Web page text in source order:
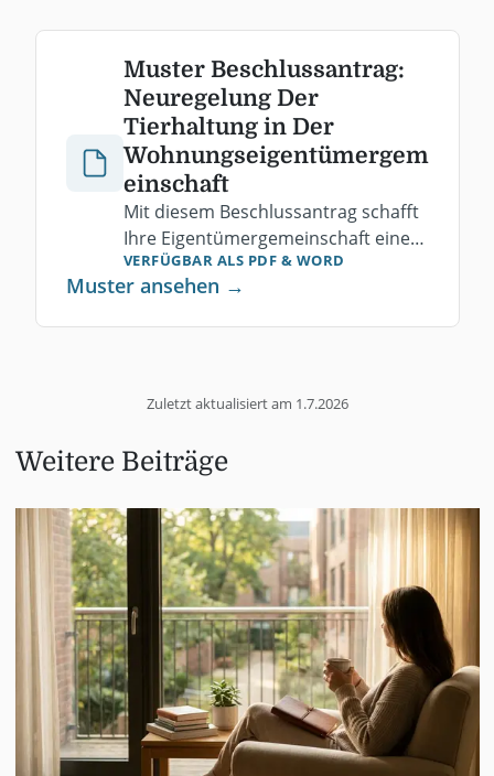
Muster Beschlussantrag:
Neuregelung Der
Tierhaltung in Der
Wohnungseigentümergem
einschaft
Mit diesem Beschlussantrag schafft
Ihre Eigentümergemeinschaft eine
einheitliche Neuregelung der
Tierhaltung. Kostenlos als PDF
VERFÜGBAR ALS PDF & WORD
Muster ansehen →
Zuletzt aktualisiert am 1.7.2026
Weitere Beiträge